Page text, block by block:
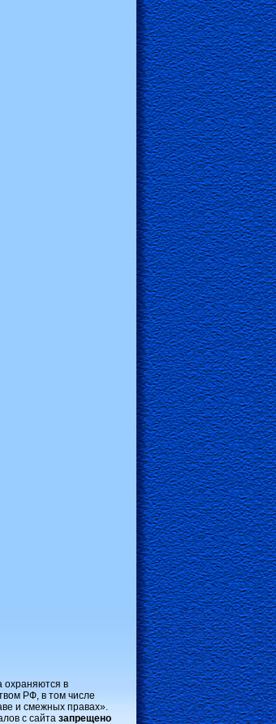
охраняются в
РФ, в том числе
и смежных правах».
с сайта запрещено